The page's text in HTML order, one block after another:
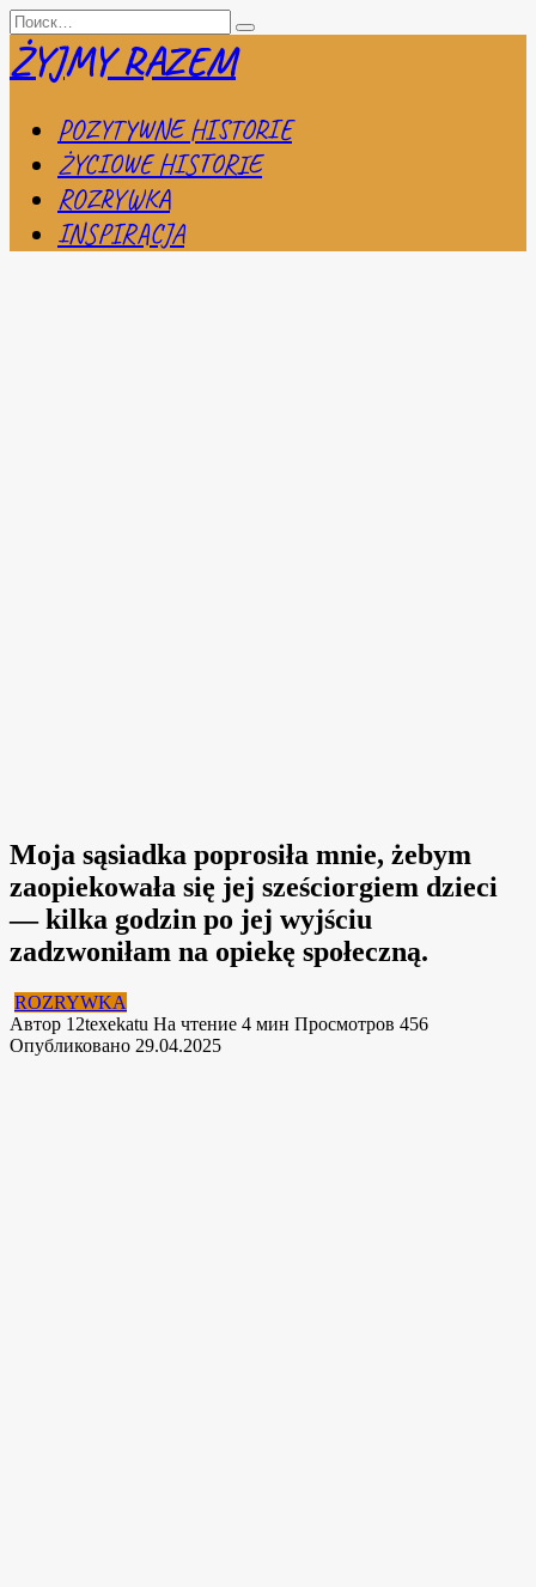
Перейти
к
содержанию
Search
for:
ŻYJMY RAZEM
POZYTYWNE HISTORIE
ŻYCIOWE HISTORIE
ROZRYWKA
INSPIRACJA
Moja sąsiadka poprosiła mnie, żebym
zaopiekowała się jej sześciorgiem dzieci
— kilka godzin po jej wyjściu
zadzwoniłam na opiekę społeczną.
ROZRYWKA
Автор 12texekatu На чтение 4 мин Просмотров 456
Опубликовано 29.04.2025